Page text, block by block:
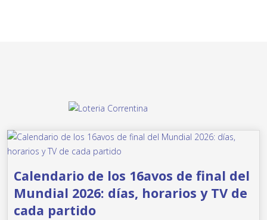
Calendario de los 16avos de final del
Mundial 2026: días, horarios y TV de
cada partido